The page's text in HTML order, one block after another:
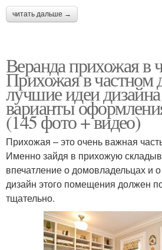
читать дальше →
Веранда прихожая в
Прихожая в
лучшие идеи
варианты
(145 фото + видео)
Прихожая – это очень важная
Именно зайдя в прихожую
впечатление о домовладельцах и
дизайн этого помещения должен
тщательно.